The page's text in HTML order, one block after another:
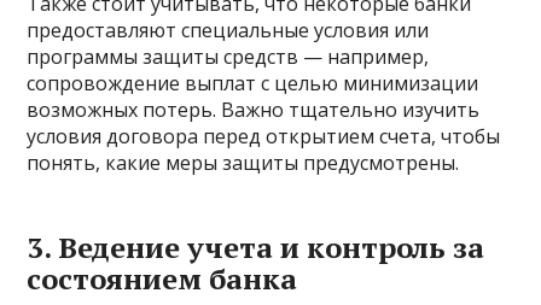
предоставляют специальные условия или
программы защиты средств — например,
сопровождение выплат с целью минимизации
возможных потерь. Важно тщательно изучить
условия договора перед открытием счета, чтобы
понять, какие меры защиты предусмотрены.
3. Ведение учета и контроль за
состоянием банка